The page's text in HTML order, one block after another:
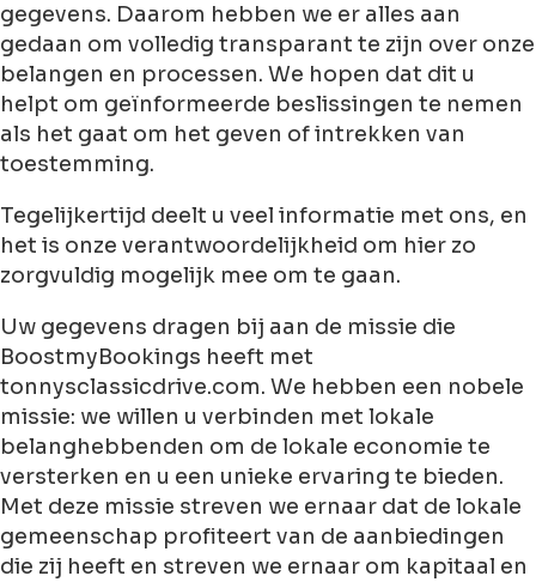
gegevens. Daarom hebben we er alles aan
gedaan om volledig transparant te zijn over onze
belangen en processen. We hopen dat dit u
helpt om geïnformeerde beslissingen te nemen
als het gaat om het geven of intrekken van
toestemming.
Tegelijkertijd deelt u veel informatie met ons, en
het is onze verantwoordelijkheid om hier zo
zorgvuldig mogelijk mee om te gaan.
Uw gegevens dragen bij aan de missie die
BoostmyBookings heeft met
tonnysclassicdrive.com. We hebben een nobele
missie: we willen u verbinden met lokale
belanghebbenden om de lokale economie te
versterken en u een unieke ervaring te bieden.
Met deze missie streven we ernaar dat de lokale
gemeenschap profiteert van de aanbiedingen
die zij heeft en streven we ernaar om kapitaal en